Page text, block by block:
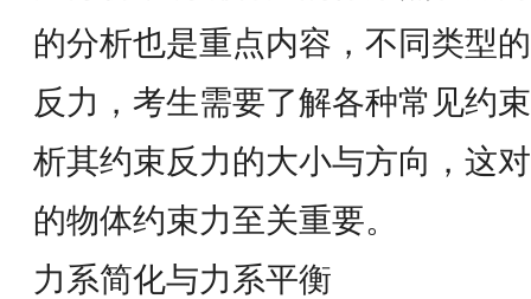
的分析也是重点内容，不同类型
反力，考生需要了解各种常见约
析其约束反力的大小与方向，这
的物体约束力至关重要。
力系简化与力系平衡